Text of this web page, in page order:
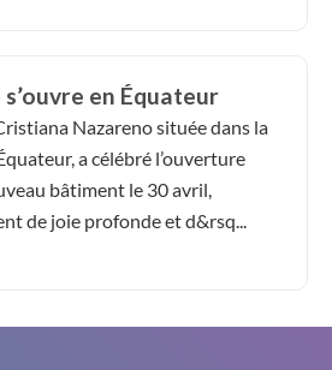
en Équateur
Nazareno située dans la
a célébré l’ouverture
bâtiment le 30 avril,
de joie profonde et d&rsq...